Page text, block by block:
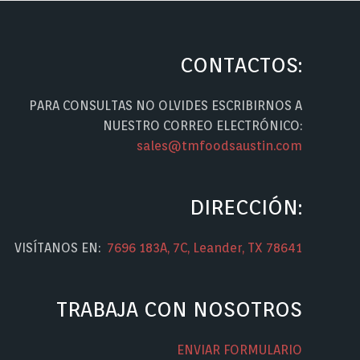
CONTACTOS:
PARA CONSULTAS NO OLVIDES ESCRIBIRNOS A
NUESTRO CORREO ELECTRÓNICO:
sales@tmfoodsaustin.com
DIRECCIÓN:
VISÍTANOS EN: 7696 183A, 7C, Leander, TX 78641
TRABAJA CON NOSOTROS
ENVIAR FORMULARIO